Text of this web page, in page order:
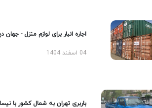
اجاره انبار برای لوازم منزل - جهان دپو
04 اسفند 1404
باربری تهران به شمال کشور با نیسان